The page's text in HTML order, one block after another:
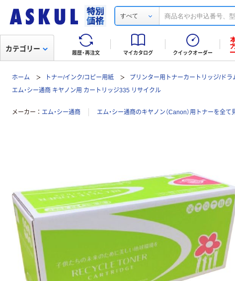
すべて
履歴・再注文 マイカタログ クイックオーダー
カテゴリー
ホーム トナー/インク/コピー用紙 プリンター用トナーカートリッジ/ドラ
エム・シー通商 キヤノン用 カートリッジ335 リサイクル
メーカー エム・シー通商 エム・シー通商のキヤノン（Canon）用トナーを全て